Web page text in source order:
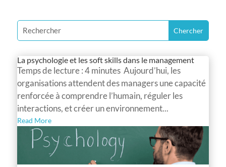
La psychologie et les soft skills dans le management
Temps de lecture : 4 minutes Aujourd’hui, les
organisations attendent des managers une capacité
renforcée à comprendre l’humain, réguler les
interactions, et créer un environnement...
Read More